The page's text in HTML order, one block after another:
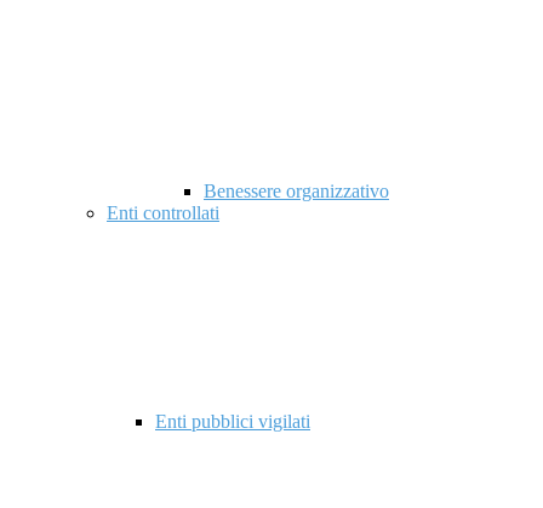
Benessere organizzativo
Enti controllati
Enti pubblici vigilati